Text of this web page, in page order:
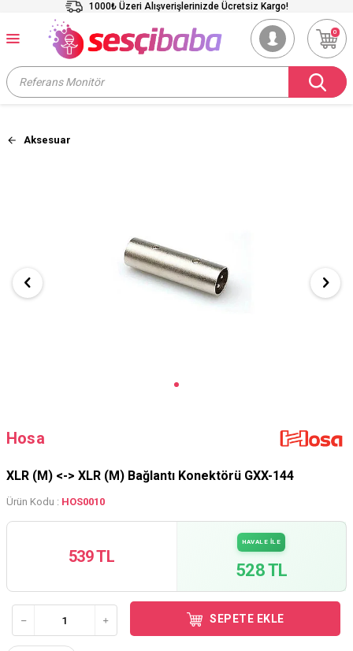
1000₺ Üzeri Alışverişlerinizde Ücretsiz Kargo!
0
Aksesuar
Hosa
XLR (M) <-> XLR (M) Bağlantı Konektörü GXX-144
Ürün Kodu : HOS0010
539 TL
HAVALE İLE
528 TL
SEPETE EKLE